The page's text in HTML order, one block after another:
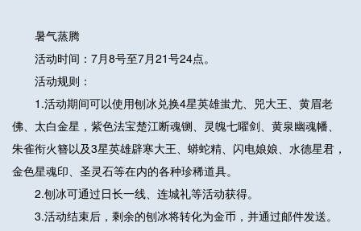
暑气蒸腾
活动时间：7月8号至7月21号24点。
活动规则：
1.活动期间可以使用刨冰兑换4星英雄蚩尤、兕大王、黄眉老
佛、太白金星，紫色法宝楚江断魂铡、灵魄七曜剑、黄泉幽魂幡、
朱雀衔火簪以及3星英雄辟寒大王、蟒蛇精、闪电娘娘、水德星君，
金色星魂印、圣灵石等在内的各种珍稀道具。
2.刨冰可通过日长一线、连城礼等活动获得。
3.活动结束后，剩余的刨冰将转化为金币，并通过邮件发送。